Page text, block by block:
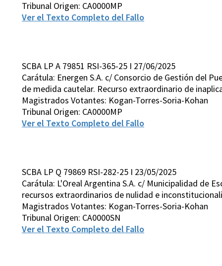
Tribunal Origen: CA0000MP
Ver el Texto Completo del Fallo
SCBA LP A 79851 RSI-365-25 I 27/06/2025
Carátula: Energen S.A. c/ Consorcio de Gestión del
de medida cautelar. Recurso extraordinario de
Magistrados Votantes: Kogan-Torres-Soria-Kohan
Tribunal Origen: CA0000MP
Ver el Texto Completo del Fallo
SCBA LP Q 79869 RSI-282-25 I 23/05/2025
Carátula: L'Oreal Argentina S.A. c/ Municipalidad de
recursos extraordinarios de nulidad e
Magistrados Votantes: Kogan-Torres-Soria-Kohan
Tribunal Origen: CA0000SN
Ver el Texto Completo del Fallo